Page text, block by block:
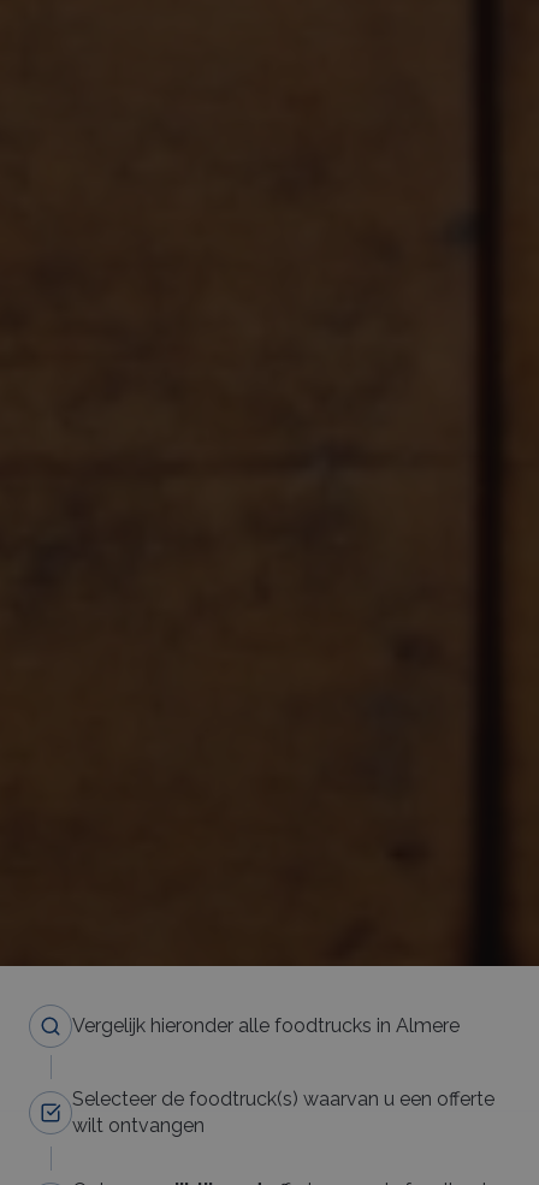
Vergelijk hieronder alle foodtrucks in Almere
Selecteer de foodtruck(s) waarvan u een offerte
wilt ontvangen